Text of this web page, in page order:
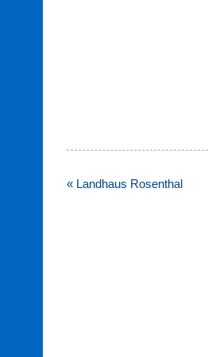
Beitragsnavigation
« Landhaus Rosenthal